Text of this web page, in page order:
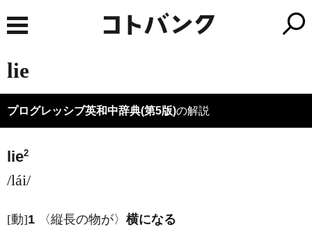
lie
プログレッシブ英和中辞典(第5版)の解説
lie2
/lái/
[動]1 〈縦長の物が〉 横になる